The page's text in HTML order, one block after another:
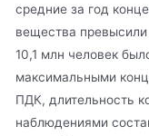
средние за год
вещества
10,1 млн человек
максимальными
ПДК, длительность
наблюдениями